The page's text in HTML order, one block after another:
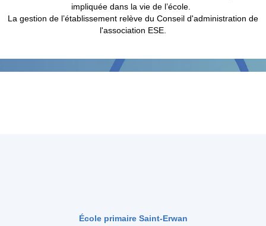
impliquée dans la vie de l’école.
La gestion de l’établissement relève du Conseil d'administration de
l'association ESE.
École primaire Saint-Erwan